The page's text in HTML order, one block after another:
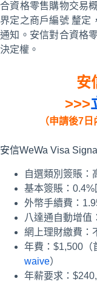
合資格零售購物交易
界定之商戶編號 釐定
通知。安信對合資格
決定權。
安
>>>
（申請後7
安信WeWa Visa
自選類別簽賬：
基本簽賬：0.4%
外幣手續費：
八達通自動增值
網上理財繳費：
年費：$1,500（
waive）
年薪要求：